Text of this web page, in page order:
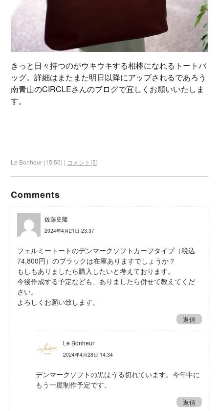
きっと日々持つのがウキウキする相棒になれるトートバ
ッグ。詳細はまたまた明日以降にアップされるであろう
南青山のCIRCLEさんのブログで宜しくお願いいたしま
す。
Le Bonheur (15:50) | コメント(5)
Comments
佐藤史隆
2024年4月21日 23:37
フェルミートートのデンマークソフトカーフタイプ（税込
74,800円）のブラックは在庫ありますでしょうか？
もしもありましたら購入したいと考えております。
今後作成する予定なども、ありましたら併せて教えてくだ
さい。
よろしくお願い致します。
返信
Le Bonheur
2024年4月28日 14:34
デンマークソフトの黒はうる切れています。今年中に
もう一度制作予定です。
返信